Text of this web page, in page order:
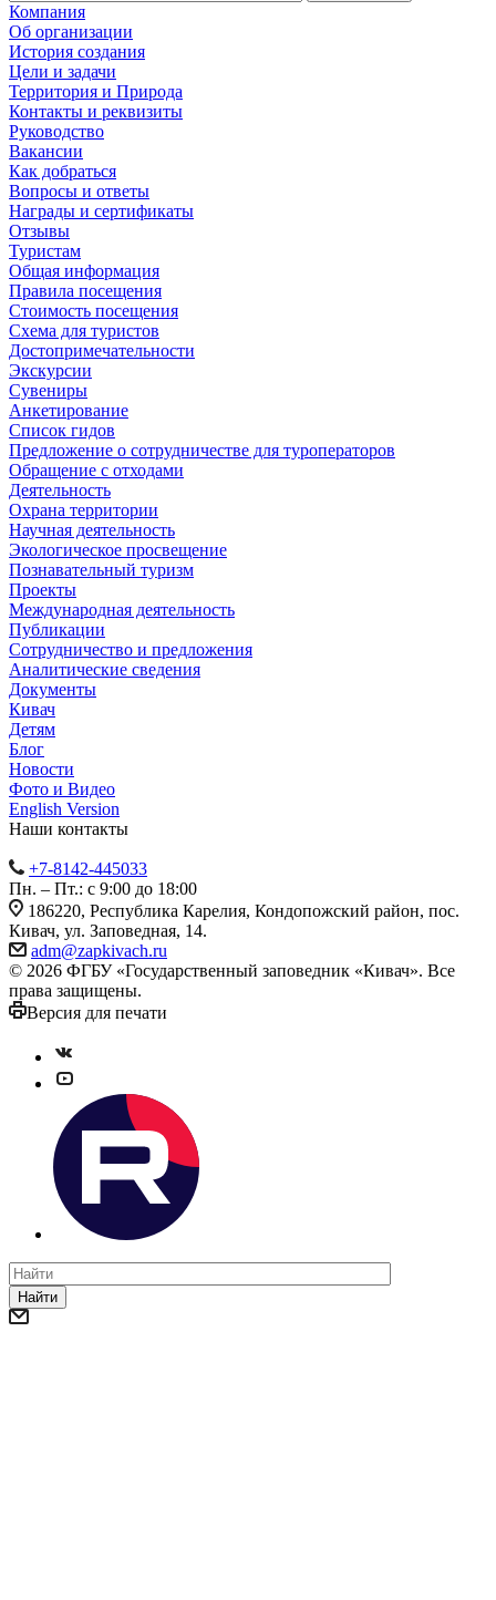
Компания
Об организации
История создания
Цели и задачи
Территория и Природа
Контакты и реквизиты
Руководство
Вакансии
Как добраться
Вопросы и ответы
Награды и сертификаты
Отзывы
Туристам
Общая информация
Правила посещения
Стоимость посещения
Схема для туристов
Достопримечательности
Экскурсии
Сувениры
Анкетирование
Список гидов
Предложение о сотрудничестве для туроператоров
Обращение с отходами
Деятельность
Охрана территории
Научная деятельность
Экологическое просвещение
Познавательный туризм
Проекты
Международная деятельность
Публикации
Сотрудничество и предложения
Аналитические сведения
Документы
Кивач
Детям
Блог
Новости
Фото и Видео
English Version
Наши контакты
+7-8142-445033
Пн. – Пт.: с 9:00 до 18:00
186220, Республика Карелия, Кондопожский район, пос.
Кивач, ул. Заповедная, 14.
adm@zapkivach.ru
© 2026 ФГБУ «Государственный заповедник «Кивач». Все
права защищены.
Версия для печати
Найти